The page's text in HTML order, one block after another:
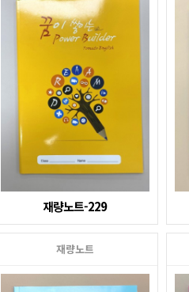
재량노트-229
재량노트